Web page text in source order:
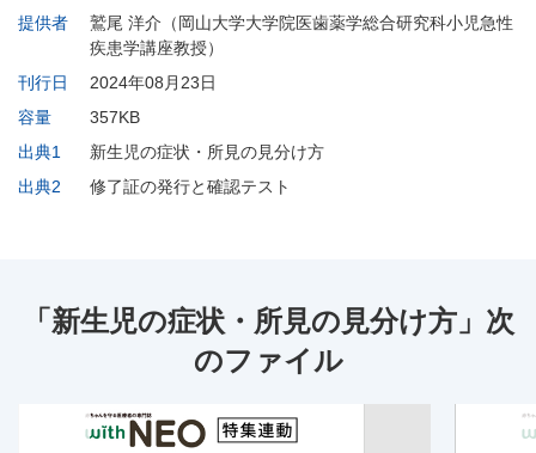
提供者
鷲尾 洋介（岡山大学大学院医歯薬学総合研究科小児急性
疾患学講座教授）
刊行日
2024年08月23日
容量
357KB
出典1
新生児の症状・所見の見分け方
出典2
修了証の発行と確認テスト
「新生児の症状・所見の見分け方」次
のファイル